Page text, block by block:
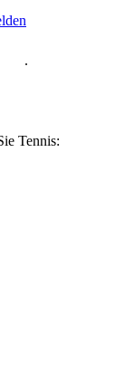
.
Tennis: